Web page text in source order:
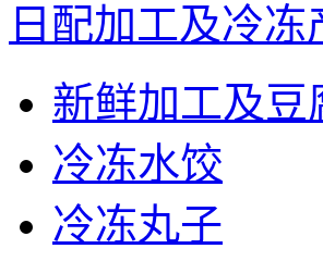
日配加工及冷冻
新鲜加工及豆
冷冻水饺
冷冻丸子